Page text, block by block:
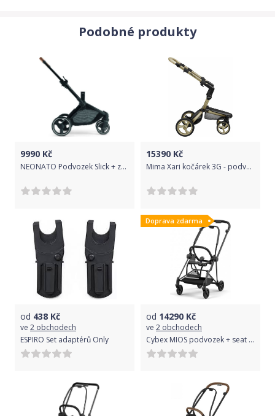
kočárek vám bude předán v perfektním stavu a obdržíte
kompletní demonstraci funkcí a bezpečnosti, mohou být výrobky
Emmaljunga prodávány jen v kamenné prodejně od
autorizovaného prodejce Emmaljunga (nikoliv přes internet)."
Nafukovací kola, záleží na výběru typu podvozku a barvy. Eko
kola, záleží na výběru typu podvozku a barvy.
Podobné produkty
9990 Kč
NEONATO Podvozek Slick + základ sportovního sezení Black
15390 Kč
Mima Xari kočárek 3G - podvozek Champagne
od 438 Kč
ve 2 obchodech
ESPIRO Set adaptérů Only
Doprava zdarma
od 14290 Kč
ve 2 obchodech
Cybex MIOS podvozek + seat Matt Black | black 2022